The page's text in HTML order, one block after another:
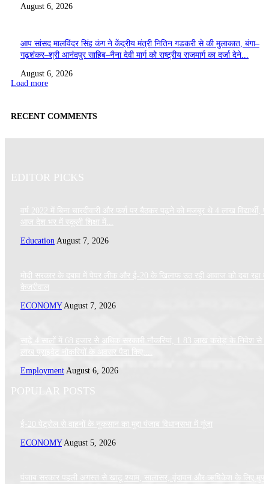
August 6, 2026
आप सांसद मालविंदर सिंह कंग ने केंद्रीय मंत्री नितिन गडकरी से की मुलाकात, बंगा–
गढ़शंकर–श्री आनंदपुर साहिब–नैना देवी मार्ग को राष्ट्रीय राजमार्ग का दर्जा देने...
August 6, 2026
Load more
RECENT COMMENTS
EDITOR PICKS
वर्ष 2022 में बिना चारदीवारी और फर्श पर बैठकर पढ़ने को मजबूर थे 4 लाख विद्यार्थी,
आज देश भर में स्कूली शिक्षा में...
Education August 7, 2026
मोदी सरकार के दबाव में पेपर लीक और ई-20 के खिलाफ उठ रही आवाज को दबा रहा
केजरीवाल
ECONOMY August 7, 2026
साढ़े 4 सालों में 68 हजार से अधिक सरकारी नौकरियां, 1.83 लाख करोड़ के निवेश से
लाख प्राइवेट नौकरियों के अवसर पैदा किए:...
Employment August 6, 2026
POPULAR POSTS
ई-20 पेट्रोल से वाहनों के नुकसान का मुद्दा पंजाब विधानसभा में गूंजा
ECONOMY August 5, 2026
पंजाब सरकार पहली अगस्त से खाटू श्याम, सालासर, वृंदावन और ऋषिकेश के लिए मुफ्त